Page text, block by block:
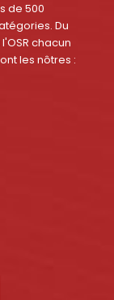
de 500
Du
chacun
les nôtres :